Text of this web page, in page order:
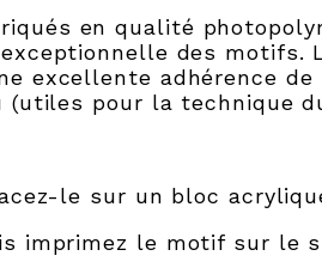
en qualité
des motifs.
excellente adhérence
pour la technique
le sur un bloc
imprimez le motif sur le